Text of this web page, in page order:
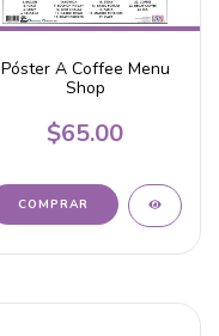
Póster A Coffee Menu
Shop
$65.00